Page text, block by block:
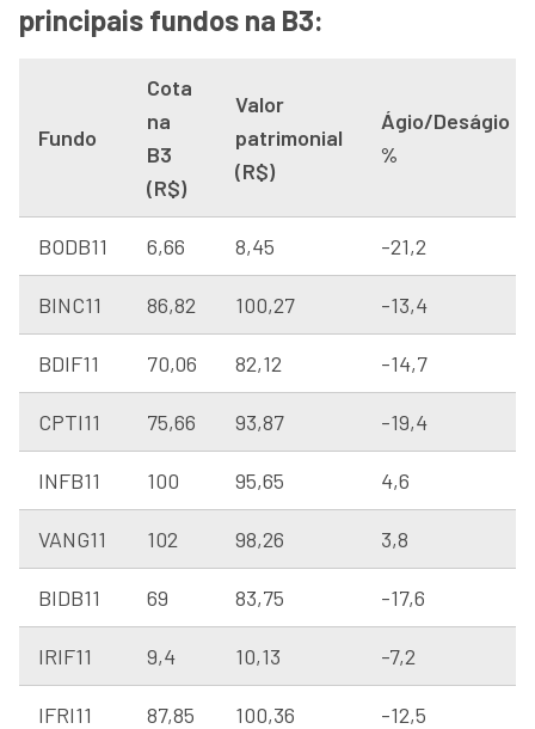
principais fundos na B3:
Fundo
Cota
na
B3
(R$)
Valor
patrimonial
(R$)
Ágio/Deságio
%
BODB11 6,66 8,45 -21,2
BINC11 86,82 100,27 -13,4
BDIF11 70,06 82,12 -14,7
CPTI11 75,66 93,87 -19,4
INFB11 100 95,65 4,6
VANG11 102 98,26 3,8
BIDB11 69 83,75 -17,6
IRIF11 9,4 10,13 -7,2
IFRI11 87,85 100,36 -12,5